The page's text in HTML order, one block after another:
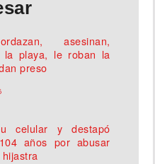
asesinan,
la playa, le roban la
preso
celular y destapó
años por abusar